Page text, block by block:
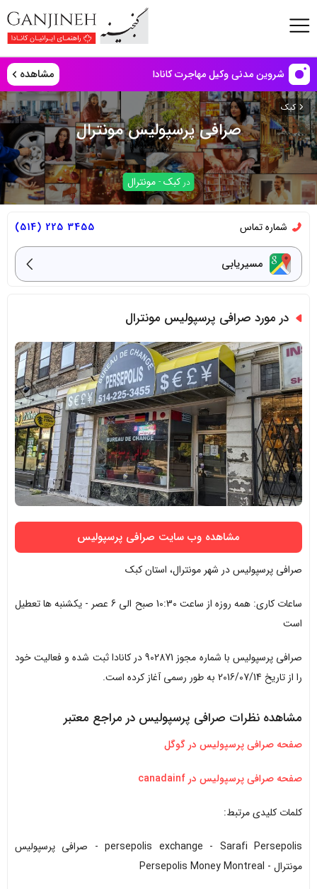
شروین مدنی وکیل مهاجرت کانادا مشاهده
کبک
صرافی پرسپولیس مونترال
درکبک -مونترال
شماره تماس 3455 225 (514)
مسیریابی
در مورد صرافی پرسپولیس مونترال
مشاهده وب سایت صرافی پرسپولیس
صرافی پرسپولیس در شهر مونترال، استان کبک
ساعات کاری: همه روزه از ساعت 10:30 صبح الی 6 عصر - یکشنبه ها تعطیل
است
صرافی پرسپولیس با شماره مجوز 902871 در کانادا ثبت شده و فعالیت خود
را از تاریخ 2016/07/14 به طور رسمی آغاز کرده است.
مشاهده نظرات صرافی پرسپولیس در مراجع معتبر
صفحه صرافی پرسپولیس در گوگل
صفحه صرافی پرسپولیس در canadainf
کلمات کلیدی مرتبط:
persepolis exchange - Sarafi Persepolis - صرافی پرسپولیس
مونترال - Persepolis Money Montreal